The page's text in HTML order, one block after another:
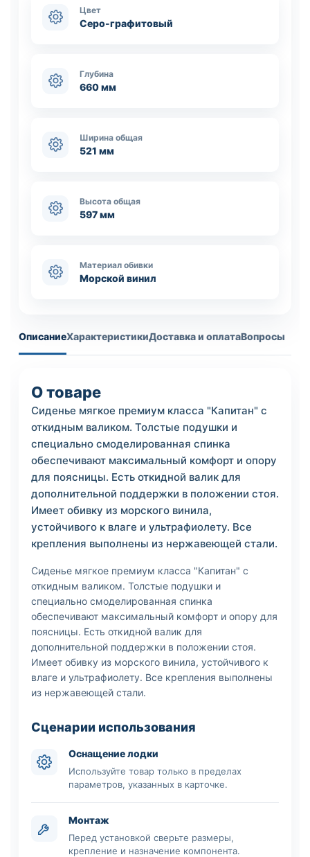
Цвет
Серо-графитовый
Глубина
660 мм
Ширина общая
521 мм
Высота общая
597 мм
Материал обивки
Морской винил
ОписаниеХарактеристикиДоставка и оплатаВопросы
О товаре
Сиденье мягкое премиум класса "Капитан" с
откидным валиком. Толстые подушки и
специально смоделированная спинка
обеспечивают максимальный комфорт и опору
для поясницы. Есть откидной валик для
дополнительной поддержки в положении стоя.
Имеет обивку из морского винила,
устойчивого к влаге и ультрафиолету. Все
крепления выполнены из нержавеющей стали.
Сиденье мягкое премиум класса "Капитан" с
откидным валиком. Толстые подушки и
специально смоделированная спинка
обеспечивают максимальный комфорт и опору для
поясницы. Есть откидной валик для
дополнительной поддержки в положении стоя.
Имеет обивку из морского винила, устойчивого к
влаге и ультрафиолету. Все крепления выполнены
из нержавеющей стали.
Сценарии использования
Оснащение лодки
Используйте товар только в пределах
параметров, указанных в карточке.
Монтаж
Перед установкой сверьте размеры,
крепление и назначение компонента.